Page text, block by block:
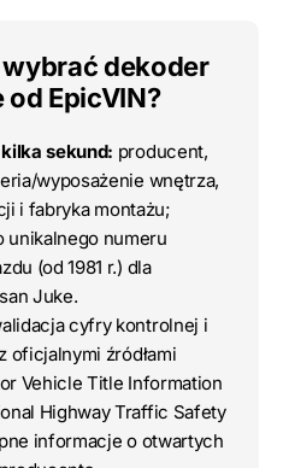
dekoder
EpicVIN?
sekund: producent,
wyposażenie wnętrza,
i fabryka montażu;
unikalnego numeru
(od 1981 r.) dla
Juke.
cyfry kontrolnej i
oficjalnymi źródłami
Vehicle Title Information
Highway Traffic Safety
informacje o otwartych